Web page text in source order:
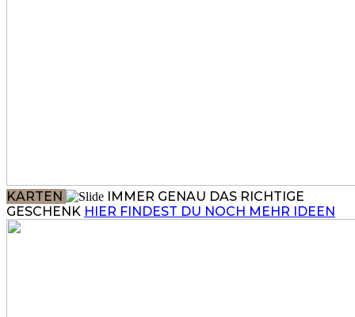
KARTEN
IMMER GENAU DAS RICHTIGE
GESCHENK HIER FINDEST DU NOCH MEHR IDEEN